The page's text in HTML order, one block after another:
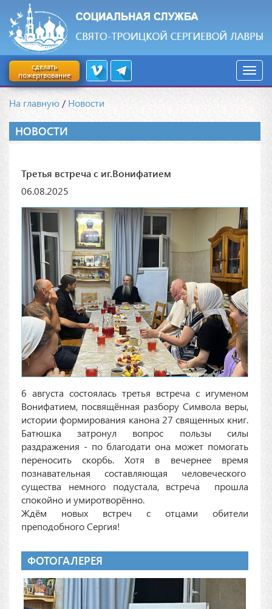
сделать
пожертвование
На главную /Новости
НОВОСТИ
Третья встреча с иг.Вонифатием
06.08.2025
6 августа состоялась третья встреча с игуменом
Вонифатием, посвящённая разбору Символа веры,
истории формирования канона 27 священных книг.
Батюшка затронул вопрос пользы силы
раздражения - по благодати она может помогать
переносить скорбь. Хотя в вечернее время
познавательная составляющая человеческого
существа немного подустала, встреча прошла
спокойно и умиротворённо.
Ждём новых встреч с отцами обители
преподобного Сергия!
ФОТОГАЛЕРЕЯ